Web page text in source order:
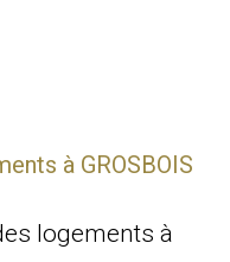
à GROSBOIS
logements à